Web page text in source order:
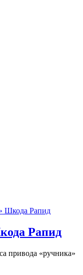
Шкода Рапид
Рапид
привода «ручника»